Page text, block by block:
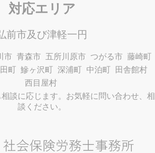
対応エリア
前市及び津軽一円
市 青森市 五所川原市 つがる市 藤崎町
町 鰺ヶ沢町 深浦町 中泊町
田舎館村
西目屋村
談に応じます。お気軽に問い合わせ、相
談ください。